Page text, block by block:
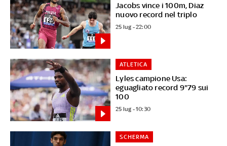
Jacobs vince i 100m, Diaz
nuovo record nel triplo
25 lug - 22:00
Lyles campione Usa:
eguagliato record 9"79 sui
100
ATLETICA
25 lug - 10:30
SCHERMA